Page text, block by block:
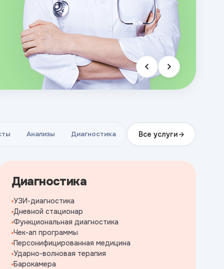
Анализы Диагностика Все услуги
Диагностика
УЗИ-диагностика
Дневной стационар
Функциональная диагностика
Чек-ап программы
Персонифицированная медицина
Ударно-волновая терапия
Барокамера